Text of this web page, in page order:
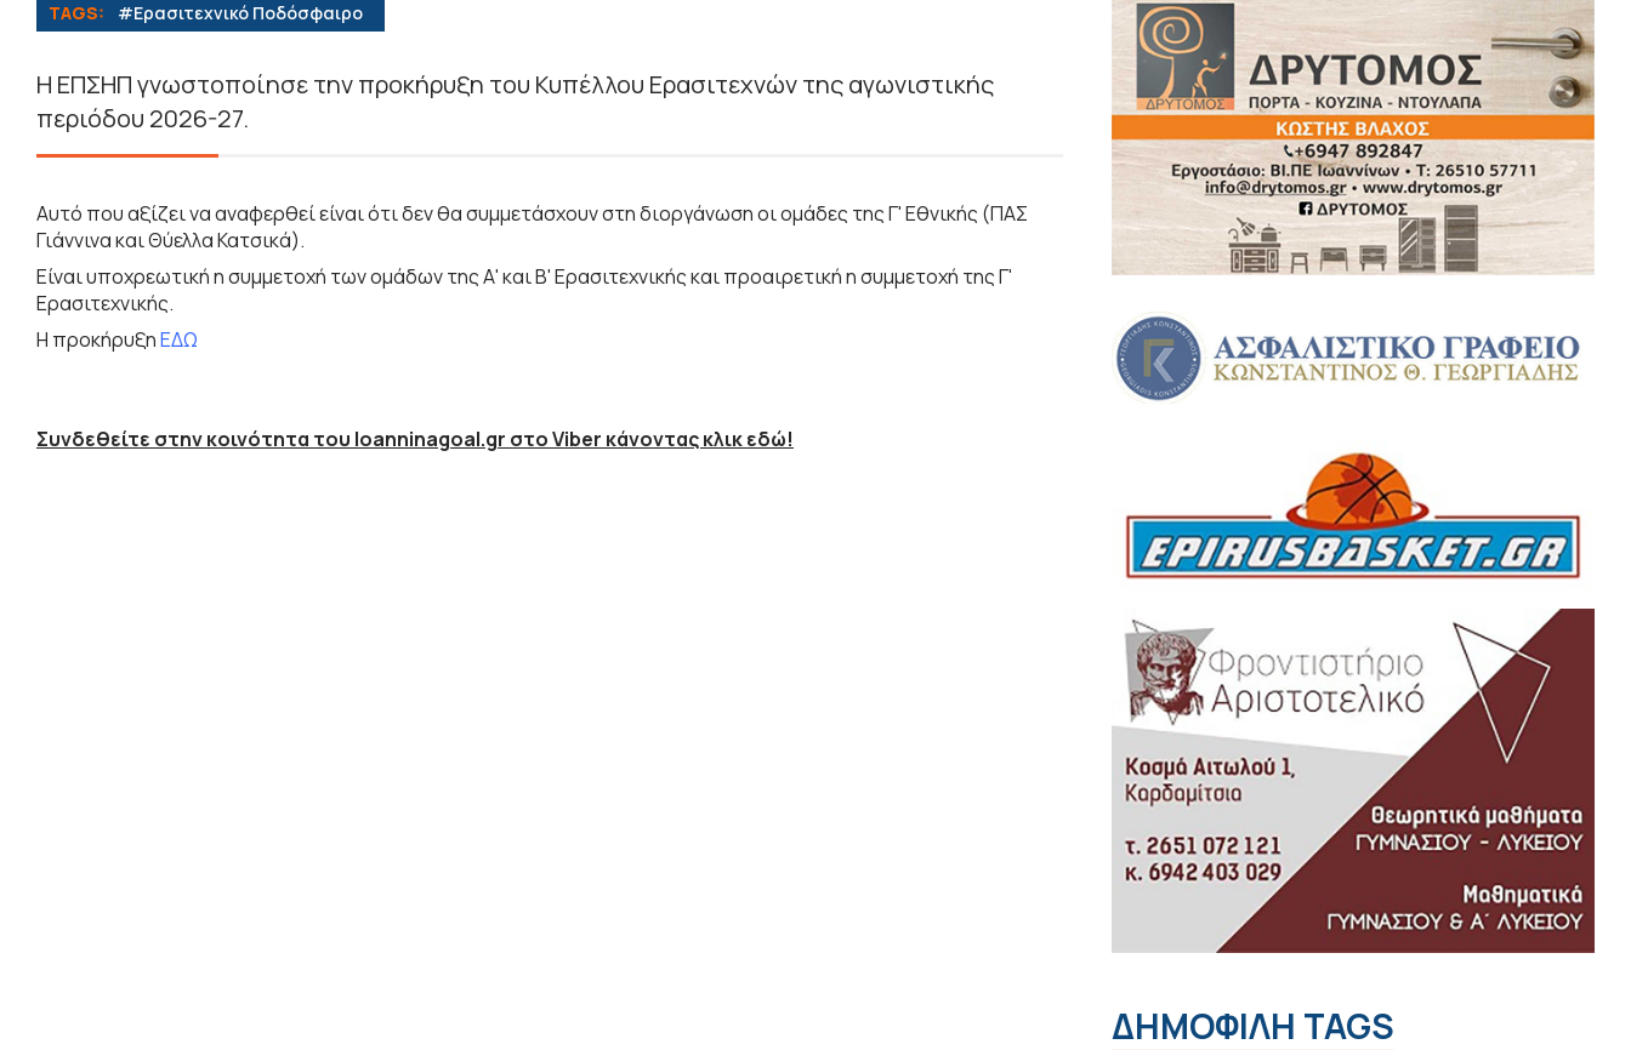
TAGS: #Eρασιτεχνικό Ποδόσφαιρο
Η ΕΠΣΗΠ γνωστοποίησε την προκήρυξη του Κυπέλλου Ερασιτεχνών της αγωνιστικής
περιόδου 2026-27.
Αυτό που αξίζει να αναφερθεί είναι ότι δεν θα συμμετάσχουν στη διοργάνωση οι ομάδες της Γ' Εθνικής (ΠΑΣ
Γιάννινα και Θύελλα Κατσικά).
Είναι υποχρεωτική η συμμετοχή των ομάδων της Α' και Β' Ερασιτεχνικής και προαιρετική η συμμετοχή της Γ'
Ερασιτεχνικής.
Η προκήρυξηΕΔΩ
Συνδεθείτε στην κοινότητα του Ioanninagoal.gr στο Viber κάνοντας κλικ εδώ!
ΔΗΜΟΦΙΛΗ TAGS